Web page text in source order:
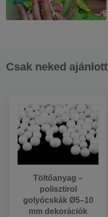
Csak neked ajánlott
Töltőanyag –
polisztirol
golyócskák Ø5–10
mm dekorációk